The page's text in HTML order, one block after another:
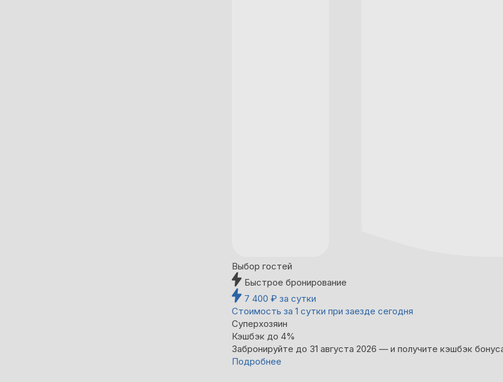
Выбор гостей
Быстрое бронирование
7 400 ₽ за сутки
Стоимость за 1 сутки при заезде сегодня
Суперхозяин
Кэшбэк до 4%
Забронируйте до 31 августа 2026 — и получите кэшбэк
Подробнее